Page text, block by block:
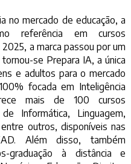
no mercado de educação, a
referência em cursos
a marca passou por um
se Prepara IA, a única
e adultos para o mercado
focada em Inteligência
mais de 100 cursos
Informática, Linguagem,
outros, disponíveis nas
Além disso, também
graduação à distância e